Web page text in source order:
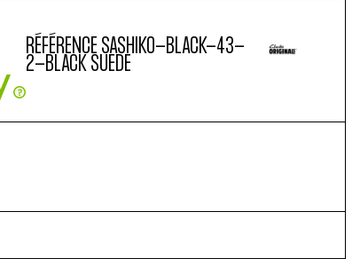
RÉFÉRENCESASHIKO-BLACK-43-
2-BLACK SUEDE